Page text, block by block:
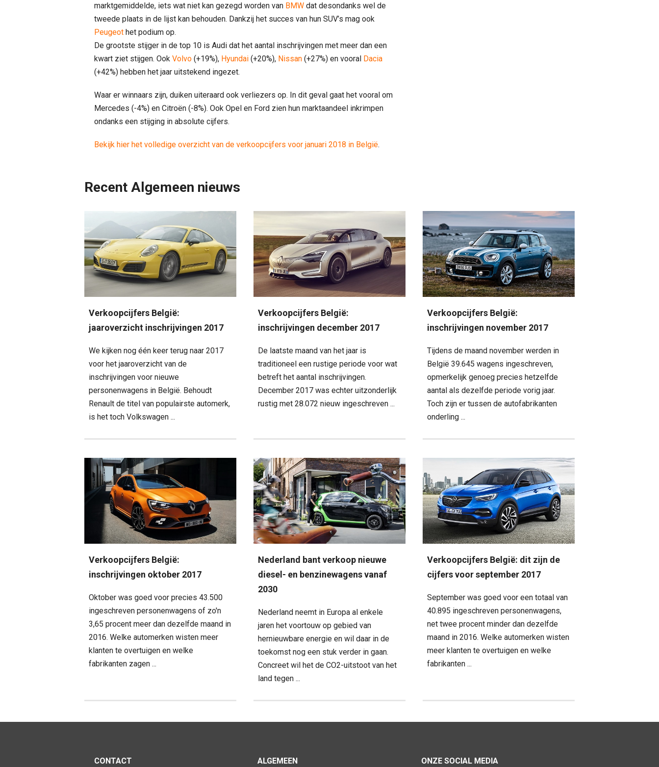
marktgemiddelde, iets wat niet kan gezegd worden van BMW dat desondanks wel de
tweede plaats in de lijst kan behouden. Dankzij het succes van hun SUV’s mag ook
Peugeot het podium op.
De grootste stijger in de top 10 is Audi dat het aantal inschrijvingen met meer dan een
kwart ziet stijgen. OokVolvo (+19%), Hyundai (+20%), Nissan (+27%) en vooral Dacia
(+42%) hebben het jaar uitstekend ingezet.
Waar er winnaars zijn, duiken uiteraard ook verliezers op. In dit geval gaat het vooral om
Mercedes (-4%) en Citroën (-8%). Ook Opel en Ford zien hun marktaandeel inkrimpen
ondanks een stijging in absolute cijfers.
Bekijk hier het volledige overzicht van de verkoopcijfers voor januari 2018 in België.
Recent Algemeen nieuws
Verkoopcijfers België:
jaaroverzicht inschrijvingen 2017
We kijken nog één keer terug naar 2017
voor het jaaroverzicht van de
inschrijvingen voor nieuwe
personenwagens in België. Behoudt
Renault de titel van populairste automerk,
is het toch Volkswagen ...
Verkoopcijfers België:
inschrijvingen december 2017
De laatste maand van het jaar is
traditioneel een rustige periode voor wat
betreft het aantal inschrijvingen.
December 2017 was echter uitzonderlijk
rustig met 28.072 nieuw ingeschreven ...
Verkoopcijfers België:
inschrijvingen november 2017
Tijdens de maand november werden in
België 39.645 wagens ingeschreven,
opmerkelijk genoeg precies hetzelfde
aantal als dezelfde periode vorig jaar.
Toch zijn er tussen de autofabrikanten
onderling ...
Verkoopcijfers België:
inschrijvingen oktober 2017
Oktober was goed voor precies 43.500
ingeschreven personenwagens of zo'n
3,65 procent meer dan dezelfde maand in
2016. Welke automerken wisten meer
klanten te overtuigen en welke
fabrikanten zagen ...
Nederland bant verkoop nieuwe
diesel- en benzinewagens vanaf
2030
Nederland neemt in Europa al enkele
jaren het voortouw op gebied van
hernieuwbare energie en wil daar in de
toekomst nog een stuk verder in gaan.
Concreet wil het de CO2-uitstoot van het
land tegen ...
Verkoopcijfers België: dit zijn de
cijfers voor september 2017
September was goed voor een totaal van
40.895 ingeschreven personenwagens,
net twee procent minder dan dezelfde
maand in 2016. Welke automerken wisten
meer klanten te overtuigen en welke
fabrikanten ...
CONTACT ALGEMEEN ONZE SOCIAL MEDIA